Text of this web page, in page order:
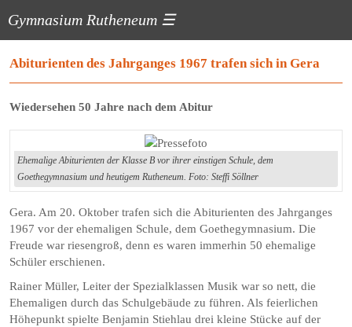
Gymnasium Rutheneum ☰
Abiturienten des Jahrganges 1967 trafen sich in Gera
Wiedersehen 50 Jahre nach dem Abitur
Ehemalige Abiturienten der Klasse B vor ihrer einstigen Schule, dem
Goethegymnasium und heutigem Rutheneum. Foto: Steffi Söllner
Gera. Am 20. Oktober trafen sich die Abiturienten des Jahrganges
1967 vor der ehemaligen Schule, dem Goethegymnasium. Die
Freude war riesengroß, denn es waren immerhin 50 ehemalige
Schüler erschienen.
Rainer Müller, Leiter der Spezialklassen Musik war so nett, die
Ehemaligen durch das Schulgebäude zu führen. Als feierlichen
Höhepunkt spielte Benjamin Stiehlau drei kleine Stücke auf der